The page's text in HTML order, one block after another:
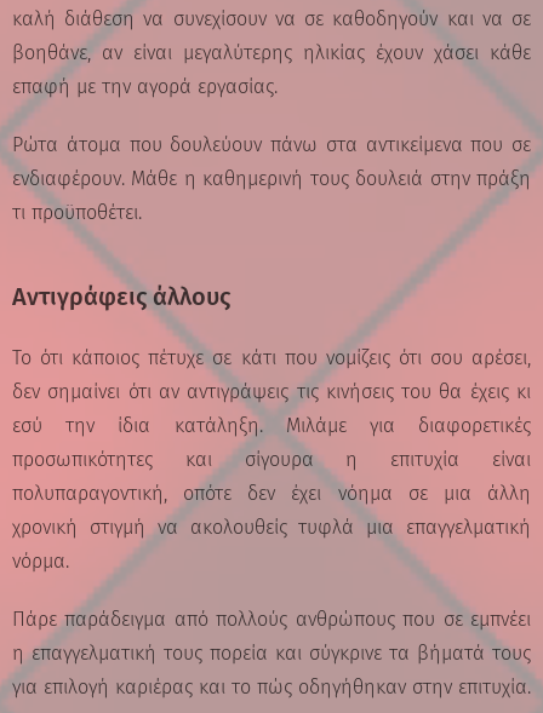
καλή διάθεση να συνεχίσουν να σε καθοδηγούν και να σε
βοηθάνε, αν είναι μεγαλύτερης ηλικίας έχουν χάσει κάθε
επαφή με την αγορά εργασίας.
Ρώτα άτομα που δουλεύουν πάνω στα αντικείμενα που σε
ενδιαφέρουν. Μάθε η καθημερινή τους δουλειά στην πράξη
τι προϋποθέτει.
Αντιγράφεις άλλους
Το ότι κάποιος πέτυχε σε κάτι που νομίζεις ότι σου αρέσει,
δεν σημαίνει ότι αν αντιγράψεις τις κινήσεις του θα έχεις κι
εσύ την ίδια κατάληξη. Μιλάμε για διαφορετικές
προσωπικότητες και σίγουρα η επιτυχία είναι
πολυπαραγοντική, οπότε δεν έχει νόημα σε μια άλλη
χρονική στιγμή να ακολουθείς τυφλά μια επαγγελματική
νόρμα.
Πάρε παράδειγμα από πολλούς ανθρώπους που σε εμπνέει
η επαγγελματική τους πορεία και σύγκρινε τα βήματά τους
για επιλογή καριέρας και το πώς οδηγήθηκαν στην επιτυχία.